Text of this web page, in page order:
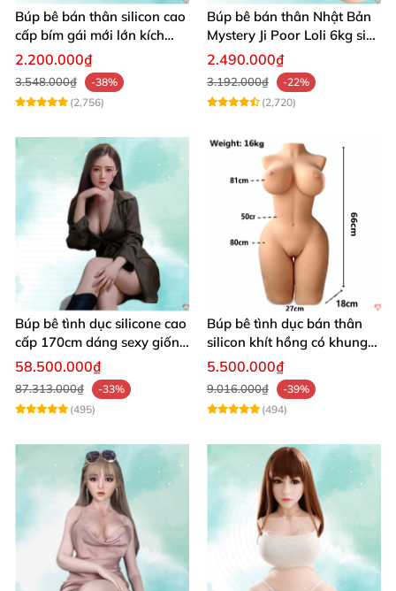
Búp bê bán thân silicon cao
cấp bím gái mới lớn kích
thích
2.200.000₫
3.548.000₫
-38%
(2,756)
Búp bê bán thân Nhật Bản
Mystery Ji Poor Loli 6kg siêu
thực giá tốt
2.490.000₫
3.192.000₫
-22%
(2,720)
Búp bê tình dục silicone cao
cấp 170cm dáng sexy giống
thật
58.500.000₫
87.313.000₫
-33%
(495)
Búp bê tình dục bán thân
silicon khít hồng có khung
16kg
5.500.000₫
9.016.000₫
-39%
(494)